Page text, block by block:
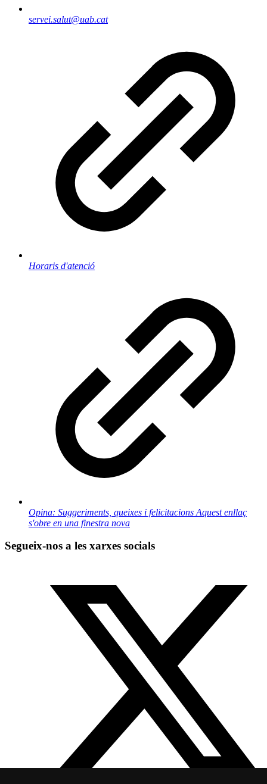
servei.salut@uab.cat
Horaris d'atenció
Opina: Suggeriments, queixes i felicitacions Aquest enllaç
s'obre en una finestra nova
Segueix-nos a les xarxes socials